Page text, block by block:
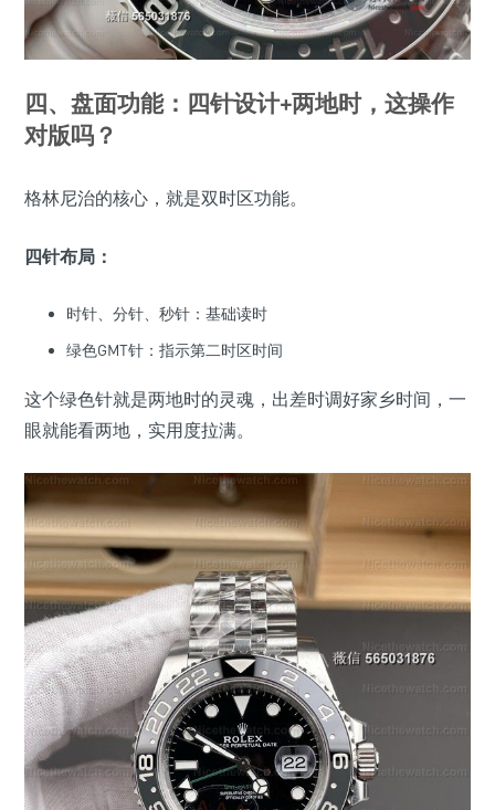
四、盘面功能：四针设计+两地时，这操作
对版吗？
格林尼治的核心，就是双时区功能。
四针布局：
时针、分针、秒针：基础读时
绿色GMT针：指示第二时区时间
这个绿色针就是两地时的灵魂，出差时调好家乡时间，一
眼就能看两地，实用度拉满。